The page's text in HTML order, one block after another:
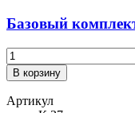
Базовый
В корзину
Артикул